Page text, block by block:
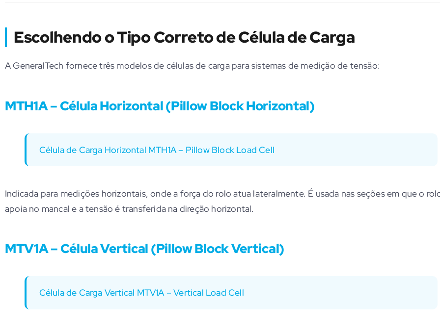
Escolhendo o Tipo Correto de Célula de Carga
A GeneralTech fornece três modelos de células de carga para sistemas de medição de tensão:
MTH1A – Célula Horizontal (Pillow Block Horizontal)
Célula de Carga Horizontal MTH1A – Pillow Block Load Cell
Indicada para medições horizontais, onde a força do rolo atua lateralmente. É usada nas seções em que o
apoia no mancal e a tensão é transferida na direção horizontal.
MTV1A – Célula Vertical (Pillow Block Vertical)
Célula de Carga Vertical MTV1A – Vertical Load Cell